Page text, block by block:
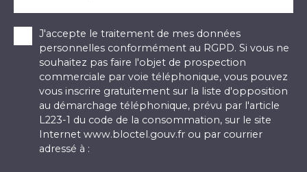
J'accepte le traitement de mes données
personnelles conformément au RGPD. Si vous ne
souhaitez pas faire l'objet de prospection
commerciale par voie téléphonique, vous pouvez
vous inscrire gratuitement sur la liste d'opposition
au démarchage téléphonique, prévu par l'article
L223-1 du code de la consommation, sur le site
Internet www.bloctel.gouv.fr ou par courrier
adressé à :